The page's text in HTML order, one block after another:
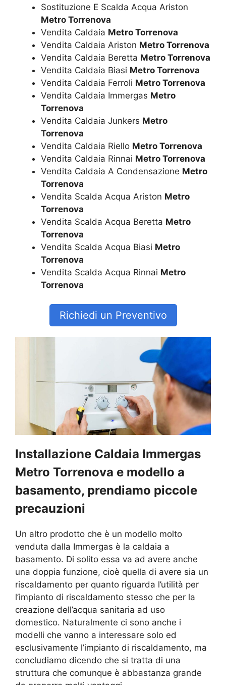
Sostituzione E Scalda Acqua Ariston
Metro Torrenova
Vendita Caldaia Metro Torrenova
Vendita Caldaia Ariston Metro Torrenova
Vendita Caldaia Beretta Metro Torrenova
Vendita Caldaia Biasi Metro Torrenova
Vendita Caldaia Ferroli Metro Torrenova
Vendita Caldaia Immergas Metro
Torrenova
Vendita Caldaia Junkers Metro
Torrenova
Vendita Caldaia Riello Metro Torrenova
Vendita Caldaia Rinnai Metro Torrenova
Vendita Caldaia A Condensazione Metro
Torrenova
Vendita Scalda Acqua Ariston Metro
Torrenova
Vendita Scalda Acqua Beretta Metro
Torrenova
Vendita Scalda Acqua Biasi Metro
Torrenova
Vendita Scalda Acqua Rinnai Metro
Torrenova
Richiedi un Preventivo
Installazione Caldaia Immergas
Metro Torrenova e modello a
basamento, prendiamo piccole
precauzioni
Un altro prodotto che è un modello molto
venduta dalla Immergas è la caldaia a
basamento. Di solito essa va ad avere anche
una doppia funzione, cioè quella di avere sia un
riscaldamento per quanto riguarda l’utilità per
l’impianto di riscaldamento stesso che per la
creazione dell’acqua sanitaria ad uso
domestico. Naturalmente ci sono anche i
modelli che vanno a interessare solo ed
esclusivamente l’impianto di riscaldamento, ma
concludiamo dicendo che si tratta di una
struttura che comunque è abbastanza grande